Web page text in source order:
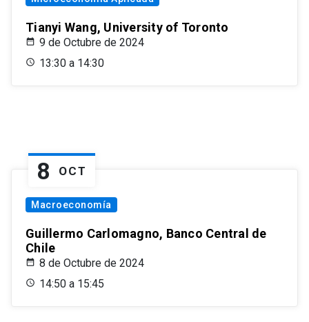
Tianyi Wang, University of Toronto
9 de Octubre de 2024
13:30 a 14:30
8 OCT
Macroeconomía
Guillermo Carlomagno, Banco Central de
Chile
8 de Octubre de 2024
14:50 a 15:45